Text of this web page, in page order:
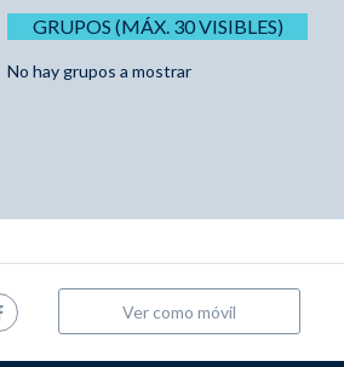
GRUPOS (MÁX. 30 VISIBLES)
No hay grupos a mostrar